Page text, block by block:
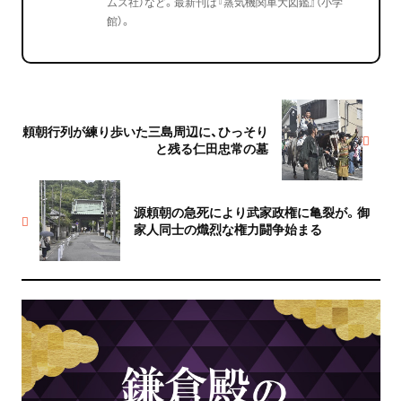
館）。
源頼朝の急死により武家政権に亀裂が。御
家人同士の熾烈な権力闘争始まる
頼朝行列が練り歩いた三島周辺に、ひっそり
と残る仁田忠常の墓